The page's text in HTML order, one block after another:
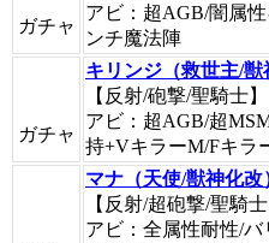
ガチャ
アビ：超AGB/闇属
ンチ魔法陣
ガチャ
キリンジ（救世主/獣
【反射/砲撃/聖騎士】
アビ：超AGB/超
持+VキラーM/Fキラ
マナ（天使/獣神化改
【反射/超砲撃/聖騎士
アビ：全属性耐性/